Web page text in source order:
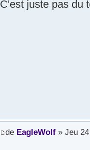
C'est juste pas du
de EagleWolf» Jeu 24